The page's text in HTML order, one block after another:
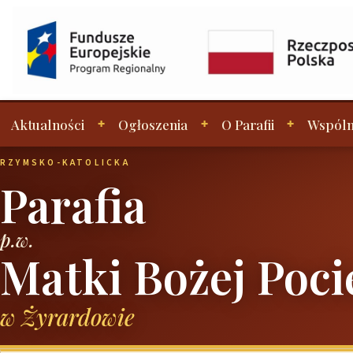
Aktualności Ogłoszenia O Parafii
RZYMSKO-KATOLICKA
Parafia
p.w.
Matki Bożej
w Żyrardowie